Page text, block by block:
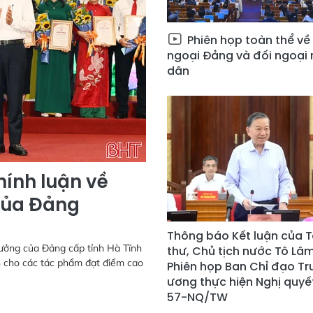
luận về
Đảng
của Đảng cấp tỉnh Hà Tĩnh
các tác phẩm đạt điểm cao
Phiên họp toàn thể
ngoại Đảng và đối ngoại
dân
Thông báo Kết luận của
thư, Chủ tịch nước Tô
Phiên họp Ban Chỉ đạo
ương thực hiện Nghị
57-NQ/TW